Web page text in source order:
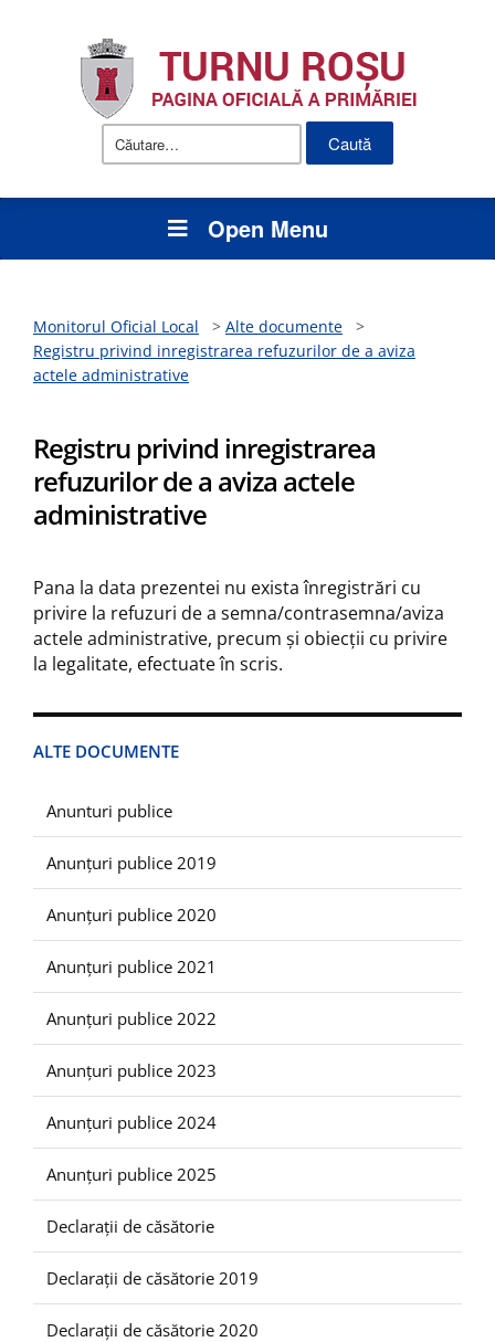
Caută
Open Menu
Monitorul Oficial Local > Alte documente
>
Registru privind inregistrarea refuzurilor de a aviza
actele administrative
Registru privind inregistrarea
refuzurilor de a aviza actele
administrative
Pana la data prezentei nu exista înregistrări cu
privire la refuzuri de a semna/contrasemna/aviza
actele administrative, precum și obiecții cu privire
la legalitate, efectuate în scris.
ALTE DOCUMENTE
Anunturi publice
Anunțuri publice 2019
Anunțuri publice 2020
Anunțuri publice 2021
Anunțuri publice 2022
Anunțuri publice 2023
Anunțuri publice 2024
Anunțuri publice 2025
Declarații de căsătorie
Declarații de căsătorie 2019
Declarații de căsătorie 2020